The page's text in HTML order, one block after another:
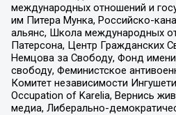
международных отношений и
им Питера Мунка, Российско-
альянс, Школа международных
Патерсона, Центр Гражданских
Немцова за Свободу, Фонд
свободу, Феминистское
Комитет независимости
Occupation of Karelia, Вернись
медиа, Либерально-